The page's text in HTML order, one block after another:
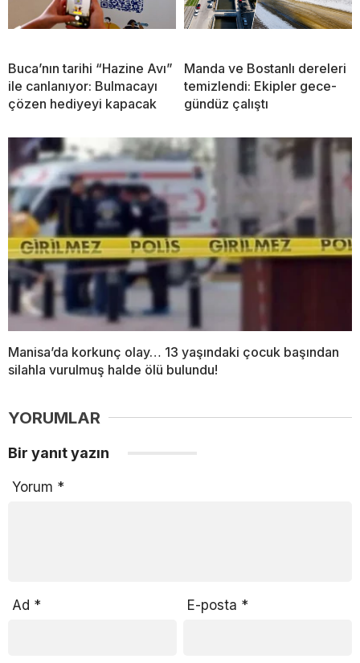
Buca’nın tarihi “Hazine Avı”
ile canlanıyor: Bulmacayı
çözen hediyeyi kapacak
Manda ve Bostanlı dereleri
temizlendi: Ekipler gece-
gündüz çalıştı
Manisa’da korkunç olay… 13 yaşındaki çocuk başından
silahla vurulmuş halde ölü bulundu!
YORUMLAR
Bir yanıt yazın
Yorum *
Ad * E-posta *